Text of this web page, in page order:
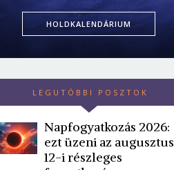
HOLDKALENDÁRIUM
LEGUTÓBBI POSZTOK
Napfogyatkozás 2026:
ezt üzeni az augusztus
12-i részleges